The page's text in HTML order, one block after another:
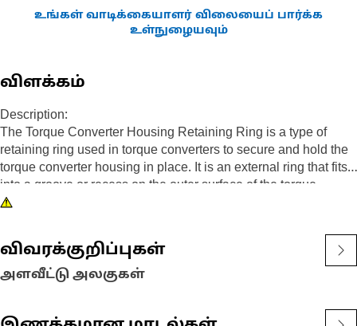
உங்கள் வாடிக்கையாளர் விலையைப் பார்க்க
உள்நுழையவும்
விளக்கம்
Description:
The Torque Converter Housing Retaining Ring is a type of
retaining ring used in torque converters to secure and hold the
torque converter housing in place. It is an external ring that fits
into a groove or recess on the outer surface of the torque
converter housing, providing retention and preventing axial
Attributes:
• Ensuring a tight and reliable fit.
விவரக்குறிப்புகள்
அளவீட்டு அலகுகள்